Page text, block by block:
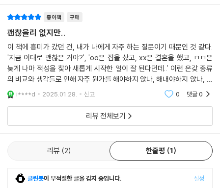
다. 수짱은 우리보다 더 훌륭하다고 평가받는 사람들의 이야기에 결코 영
향을 받지 않는다. 자신이 하루하루 경험한 일들, 느낀 것들을 바탕으로 자
신만의 삶을 꾸려간다. 연애를 잘 못해도 ‘그게 나’라고 긍정할 만큼 자신을
사랑할 줄 안다. 수짱은 ‘결혼하지 않아도 또는 결혼을 해도’ 상관없을 만큼
알고 보면 단단한 여자다. 당신도 알고 보면 그렇게 약한 사람은 아닐 거라
고 알려주는 게 수짱이다.
수짱이 여자들에게 좋은 친구인 이유가 여기 있다. 그녀는 동년배 여자들
과 ‘나란히’ 달리기 때문이다. 앞서나가 잘난 척하며 인생의 팁을 알려준다
거나, 뒤처져서 징징거리지 않는다. 우리 모두가 갖고 있는 그 마음을 우리
스스로 삶을 긍정할 줄 아는 사람들이라고 알려준다.
던 하루하루가 ‘지금의 나’를 만들었다는 사실을 알려주는 수짱을 통해, 독
종이책 구매
괜찮을리 없지만..
이 책에 흥미가 갔던 건, 내가 나에게 자주 하는 질문이기 때문인 것 같다.
'지금 이대로 괜찮은 거야?', 'oo은 집을 샀고, xx은 결혼을 했고, ㅁㅁ은
늦게 나마 적성을 찾아 새롭게 시작한 일이 잘 된다던데..' 이런 온갖 종류
의 비교와 생각들로 인해 자주 뭔가를 해야하지 않나, 해내야하지 않나, 그
런데 내가 실패를 감당할 여유가 있던가 생각하게 된다. 그럴 때 이런 생각
이 나만의
i****d 2025.01.28. 신고 0 댓글0
리뷰 전체보기
리뷰 2 한줄평 1
클린봇이 부적절한 글을 감지 중입니다. 설정